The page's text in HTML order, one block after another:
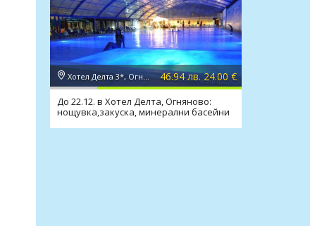
Хотел Делта 3*, Огняново 46.94 лв. 24.00 €
До 22.12. в Хотел Делта, Огняново:
нощувка,закуска, минерални басейни